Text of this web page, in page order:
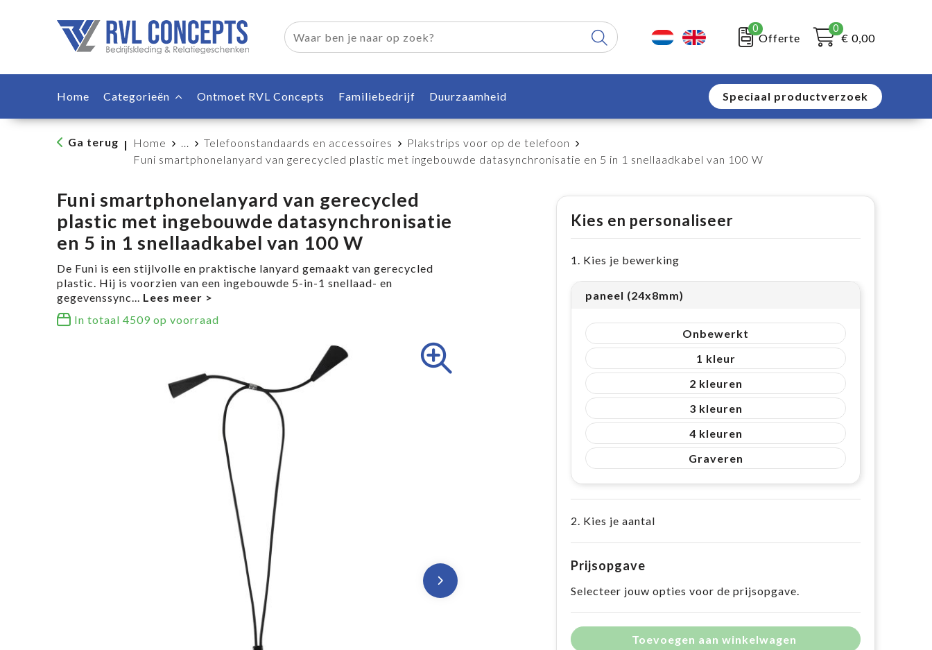
0
Offerte
0
€ 0,00
Home Categorieën Ontmoet RVL Concepts Familiebedrijf Duurzaamheid Speciaal productverzoek
Ga terug | Home ... Telefoonstandaards en accessoires
Plakstrips voor op de telefoon
Funi smartphonelanyard van gerecycled plastic met ingebouwde datasynchronisatie en 5 in 1 snellaadkabel van 100 W
Funi smartphonelanyard van gerecycled
plastic met ingebouwde datasynchronisatie
en 5 in 1 snellaadkabel van 100 W
De Funi is een stijlvolle en praktische lanyard gemaakt van gerecycled
plastic. Hij is voorzien van een ingebouwde 5-in-1 snellaad- en
gegevenssync...
In totaal 4509 op voorraad
Kies en personaliseer
1. Kies je bewerking
paneel (24x8mm)
Onbewerkt
1
2
3
4
Graveren
2. Kies je aantal
Prijsopgave
Selecteer jouw opties voor de prijsopgave.
Toevoegen aan winkelwagen